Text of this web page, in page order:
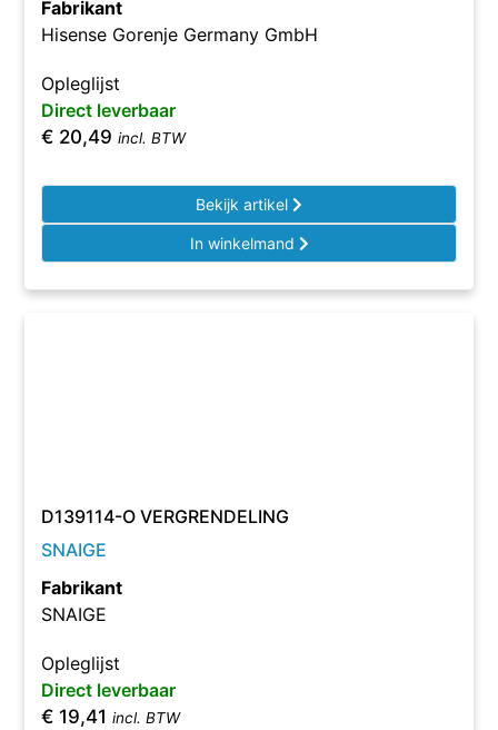
Fabrikant
Hisense Gorenje Germany GmbH
Opleglijst
Direct leverbaar
€ 20,49 incl. BTW
Bekijk artikel
In winkelmand
D139114-O VERGRENDELING
SNAIGE
Fabrikant
SNAIGE
Opleglijst
Direct leverbaar
€ 19,41 incl. BTW